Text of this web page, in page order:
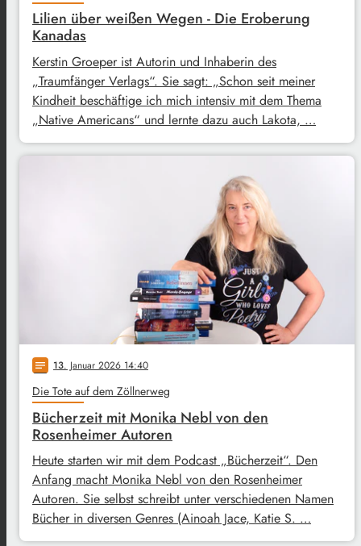
Lilien über weißen Wegen - Die Eroberung
Kanadas
Kerstin Groeper ist Autorin und Inhaberin des
„Traumfänger Verlags“. Sie sagt: „Schon seit meiner
Kindheit beschäftige ich mich intensiv mit dem Thema
„Native Americans“ und lernte dazu auch Lakota, …
notes 13. Januar 2026 14:40
Die Tote auf dem Zöllnerweg
Bücherzeit mit Monika Nebl von den
Rosenheimer Autoren
Heute starten wir mit dem Podcast „Bücherzeit“. Den
Anfang macht Monika Nebl von den Rosenheimer
Autoren. Sie selbst schreibt unter verschiedenen Namen
Bücher in diversen Genres (Ainoah Jace, Katie S. …